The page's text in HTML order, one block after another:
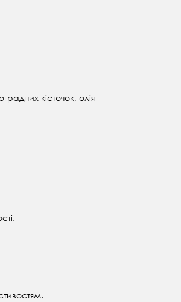
кісточок, олія